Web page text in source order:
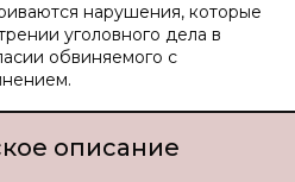
нарушения, которые
уголовного дела в
обвиняемого с
описание